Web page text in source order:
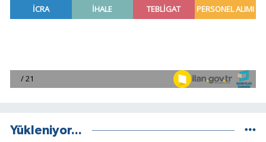
Yükleniyor...